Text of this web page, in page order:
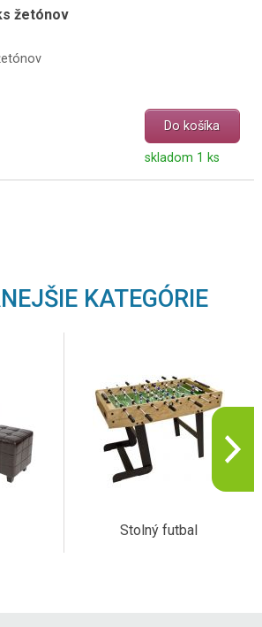
žetónov
Do košíka
skladom 1 ks
KATEGÓRIE
Stolný futbal